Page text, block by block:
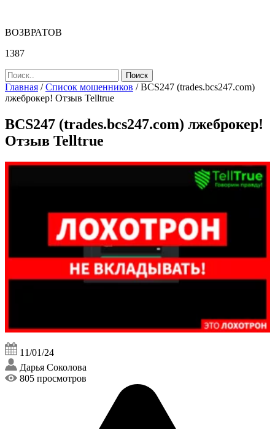
ВОЗВРАТОВ
1387
Главная /Список мошенников /BCS247 (trades.bcs247.com)
лжеброкер! Отзыв Telltrue
BCS247 (trades.bcs247.com) лжеброкер!
Отзыв Telltrue
11/01/24
Дарья Соколова
805 просмотров